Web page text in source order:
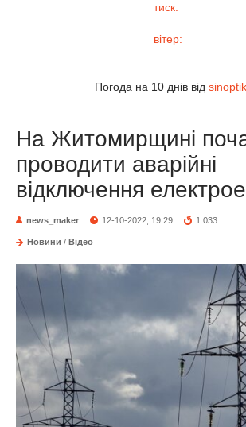
тиск:
вітер:
Погода на 10 днів від
На Житомирщині
проводити аварійні
відключення
news_maker 12-10-2022, 19:29 1 033
Новини / Відео